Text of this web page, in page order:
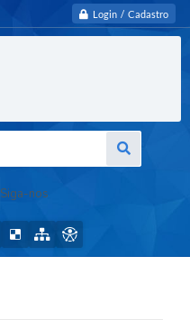
Login / Cadastro
Siga-nos